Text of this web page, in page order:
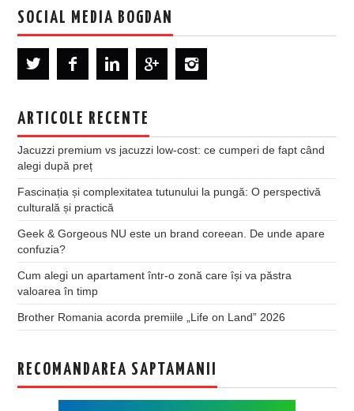
SOCIAL MEDIA BOGDAN
ARTICOLE RECENTE
Jacuzzi premium vs jacuzzi low-cost: ce cumperi de fapt când
alegi după preț
Fascinația și complexitatea tutunului la pungă: O perspectivă
culturală și practică
Geek & Gorgeous NU este un brand coreean. De unde apare
confuzia?
Cum alegi un apartament într-o zonă care își va păstra
valoarea în timp
Brother Romania acorda premiile „Life on Land” 2026
RECOMANDAREA SAPTAMANII